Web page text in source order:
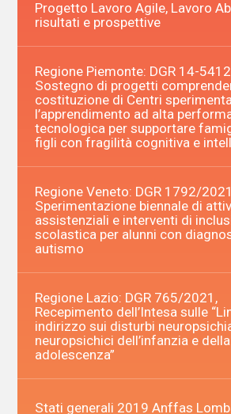
Progetto Lavoro Agile, Lavoro
risultati e prospettive
Regione Piemonte: DGR 14-
Sostegno di progetti
costituzione di Centri
l’apprendimento ad alta
tecnologica per supportare
figli con fragilità cognitiva e
Regione Veneto: DGR 1792/
Sperimentazione biennale di
assistenziali e interventi di
scolastica per alunni con
autismo
Regione Lazio: DGR 765/2021,
Recepimento dell’Intesa sulle
indirizzo sui disturbi
neuropsichici dell’infanzia e della
adolescenza”
Stati generali 2019 Anffas